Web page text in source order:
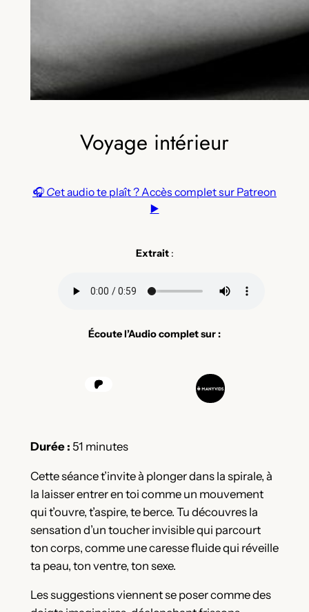
Voyage intérieur
🎧 Cet audio te plaît ? Accès complet sur Patreon
▶️
Extrait:
Écoute l’Audio complet sur :
Durée : 51 minutes
Cette séance t’invite à plonger dans la spirale, à
la laisser entrer en toi comme un mouvement
qui t’ouvre, t’aspire, te berce. Tu découvres la
sensation d’un toucher invisible qui parcourt
ton corps, comme une caresse fluide qui réveille
ta peau, ton ventre, ton sexe.
Les suggestions viennent se poser comme des